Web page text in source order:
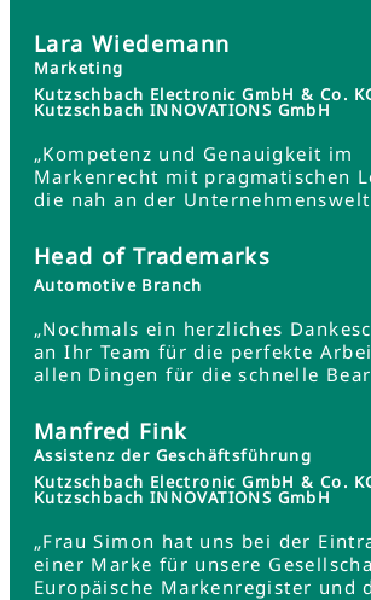
Lara Wiedemann
Marketing
Kutzschbach Electronic GmbH & Co.
Kutzschbach INNOVATIONS GmbH
„Kompetenz und Genauigkeit im
Markenrecht mit pragmatischen
die nah an der
Head of Trademarks
Automotive Branch
„Nochmals ein herzliches
an Ihr Team für die perfekte
allen Dingen für die schnelle
Manfred Fink
Assistenz der Geschäftsführung
Kutzschbach Electronic GmbH & Co.
Kutzschbach INNOVATIONS GmbH
„Frau Simon hat uns bei der
einer Marke für unsere
Europäische Markenregister und